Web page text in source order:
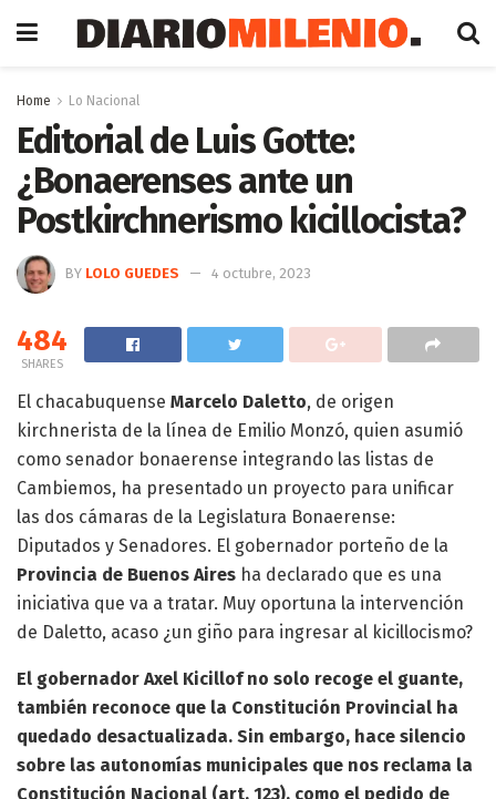
Home Lo Nacional
Editorial de Luis Gotte:
¿Bonaerenses ante un
Postkirchnerismo kicillocista?
BY LOLO GUEDES 4 octubre, 2023
484
SHARES
El chacabuquense Marcelo Daletto, de origen
kirchnerista de la línea de Emilio Monzó, quien asumió
como senador bonaerense integrando las listas de
Cambiemos, ha presentado un proyecto para unificar
las dos cámaras de la Legislatura Bonaerense:
Diputados y Senadores. El gobernador porteño de la
Provincia de Buenos Aires ha declarado que es una
iniciativa que va a tratar. Muy oportuna la intervención
de Daletto, acaso ¿un giño para ingresar al kicillocismo?
El gobernador Axel Kicillof no solo recoge el guante,
también reconoce que la Constitución Provincial ha
quedado desactualizada. Sin embargo, hace silencio
sobre las autonomías municipales que nos reclama la
Constitución Nacional (art. 123), como el pedido de